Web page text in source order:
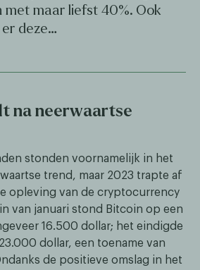
met maar liefst 40%. Ook
deze…
na neerwaartse
stonden voornamelijk in het
trend, maar 2023 trapte af
opleving van de cryptocurrency
van januari stond Bitcoin op een
16.500 dollar; het eindigde
dollar, een toename van
de positieve omslag in het